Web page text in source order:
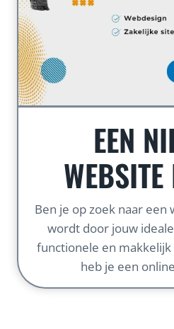
EEN
Ben je op zoek naar een
wordt door jouw
functionele en
heb je een